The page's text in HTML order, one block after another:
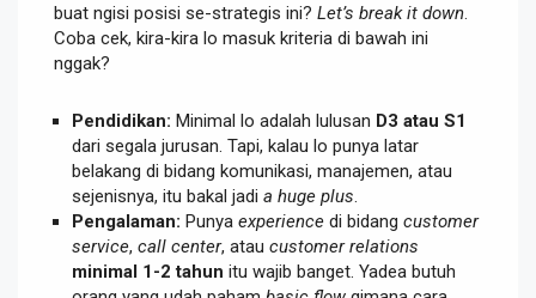
buat ngisi posisi se-strategis ini? Let’s break it down
Coba cek, kira-kira lo masuk kriteria di bawah ini
nggak?
Pendidikan: Minimal lo adalah lulusan D3 atau S1
dari segala jurusan. Tapi, kalau lo punya latar
belakang di bidang komunikasi, manajemen, atau
sejenisnya, itu bakal jadi a huge plus
Pengalaman: Punya experience di bidang customer
service, call center, atau customer relations
minimal 1-2 tahun itu wajib banget. Yadea butuh